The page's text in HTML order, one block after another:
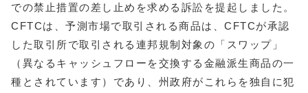
での禁止措置の差し止めを求める訴訟を提起しました。
CFTCは、予測市場で取引される商品は、CFTCが承認
した取引所で取引される連邦規制対象の「スワップ」
（異なるキャッシュフローを交換する金融派生商品の一
種とされています）であり、州政府がこれらを独自に犯